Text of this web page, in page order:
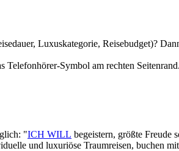
Luxuskategorie, Reisebudget)?
Telefonhörer-Symbol am rechten
"ICH WILL begeistern, größte Freude
und luxuriöse Traumreisen, buchen